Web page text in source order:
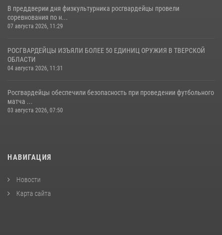
В преддверии дня физкультурника росгвардейцы провели
соревнования по н...
07 августа 2026, 11:29
РОСГВАРДЕЙЦЫ ИЗЪЯЛИ БОЛЕЕ 50 ЕДИНИЦ ОРУЖИЯ В ТВЕРСКОЙ
ОБЛАСТИ
04 августа 2026, 11:31
Росгвардейцы обеспечили безопасность при проведении футбольного
матча ...
03 августа 2026, 07:50
НАВИГАЦИЯ
Новости
Карта сайта